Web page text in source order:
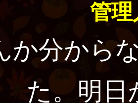
管理
か分から
た。明日